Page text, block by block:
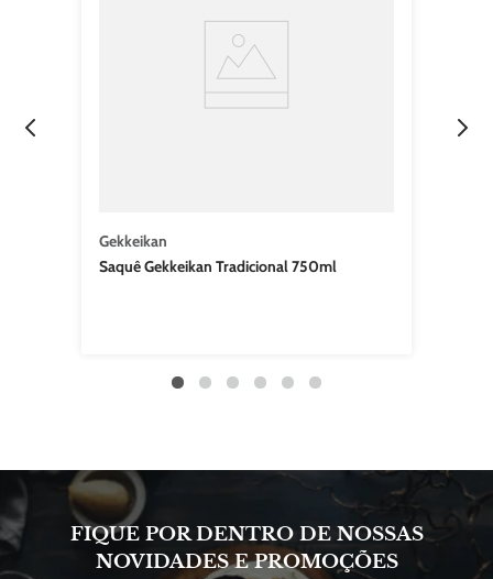
Gekkeikan
Saquê Gekkeikan Tradicional 750ml
FIQUE POR DENTRO DE NOSSAS
NOVIDADES E PROMOÇÕES